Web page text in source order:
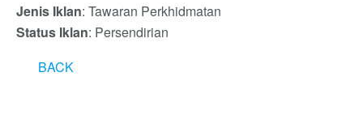
Jenis Iklan: Tawaran Perkhidmatan
Status Iklan: Persendirian
BACK